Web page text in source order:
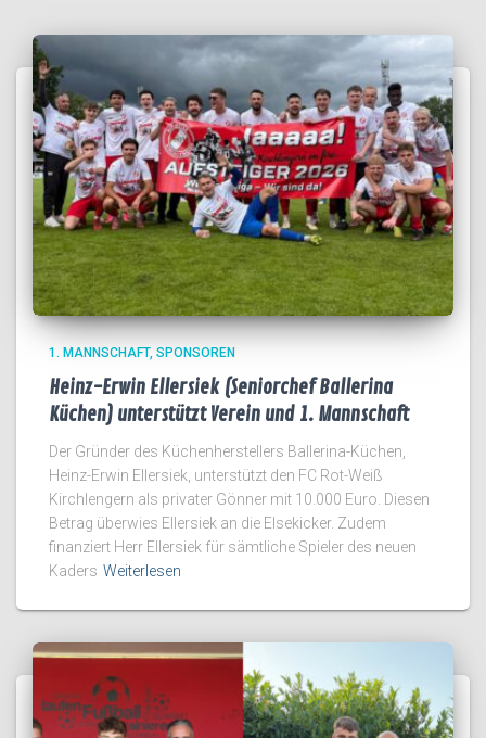
1. MANNSCHAFT SPONSOREN
Heinz-Erwin Ellersiek (Seniorchef Ballerina
Küchen) unterstützt Verein und 1. Mannschaft
Der Gründer des Küchenherstellers Ballerina-Küchen,
Heinz-Erwin Ellersiek, unterstützt den FC Rot-Weiß
Kirchlengern als privater Gönner mit 10.000 Euro. Diesen
Betrag überwies Ellersiek an die Elsekicker. Zudem
finanziert Herr Ellersiek für sämtliche Spieler des neuen
Kaders Weiterlesen